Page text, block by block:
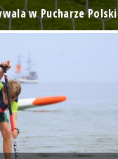
w Pucharze Polski